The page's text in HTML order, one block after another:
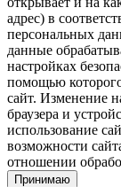
адрес) в
персональных
данные
настройках
помощью
сайт. Изменение
браузера и
использование
возможности
отношении
Принимаю